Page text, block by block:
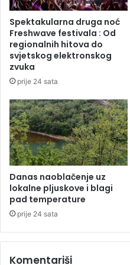
o
s
i
l
n
j
e
v
r
u
ć
i
n
e
n
i
a
l
n
a
d
l
e
ž
n
a
s
l
a
Spektakularna druga noć
Freshwave festivala : Od
regionalnih hitova do
svjetskog elektronskog
zvuka
prije 24 sata
Danas naoblačenje uz
lokalne pljuskove i blagi
pad temperature
prije 24 sata
Komentariši